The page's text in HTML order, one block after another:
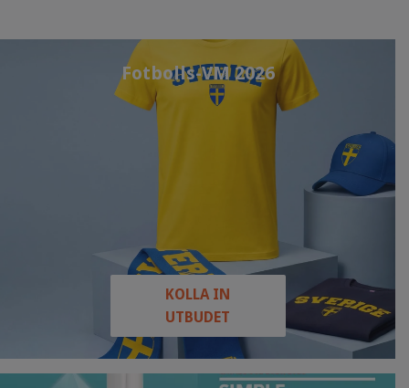
Fotbolls-VM 2026
KOLLA IN
UTBUDET